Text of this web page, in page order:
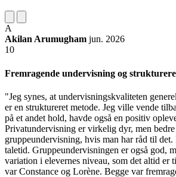
A
Akilan Arumugham jun. 2026
10
Fremragende undervisning og
"Jeg synes, at undervisningskvaliteten
er en struktureret metode. Jeg ville vende
på et andet hold, havde også en positiv
Privatundervisning er virkelig dyr, men bedre
gruppeundervisning, hvis man har råd til det.
taletid. Gruppeundervisningen er også god,
variation i elevernes niveau, som det altid
var Constance og Lorène. Begge var